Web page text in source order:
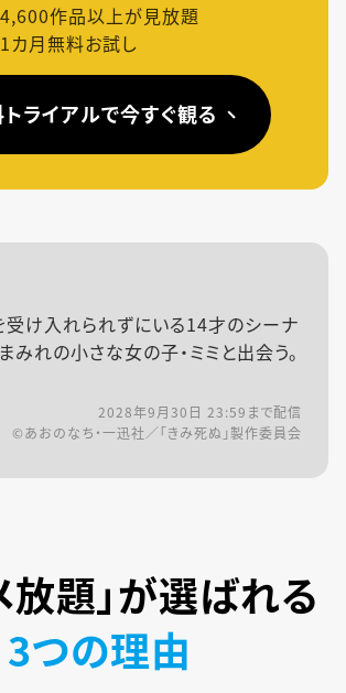
4,600作品以上が見放題
1カ月無料お試し
ライアルで今すぐ観る
け入れられずにいる14才のシーナ
みれの小さな女の子・ミミと出会う。
2028年9月30日 23:59 まで配信
©あおのなち・一迅社／「きみ死ぬ」製作委員会
放題」が選ばれる
3つの理由